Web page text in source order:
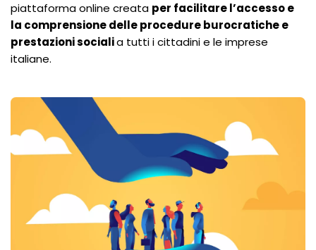
piattaforma online creata per facilitare l’accesso e
la comprensione delle procedure burocratiche e
prestazioni socialia tutti i cittadini e le imprese
italiane.